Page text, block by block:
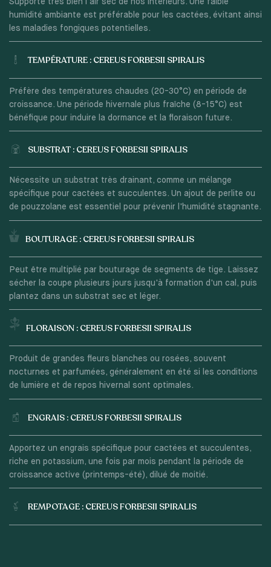
Supporte très bien l'air sec de nos intérieurs. Une faible
humidité ambiante est préférable pour les cactées, évitant ainsi
les maladies fongiques potentielles.
TEMPÉRATURE : CEREUS FORBESII SPIRALIS
Préfère des températures chaudes (20-30°C) en période de
croissance. Une période hivernale plus fraîche (8-15°C) est
bénéfique pour induire la dormance et la floraison future.
SUBSTRAT : CEREUS FORBESII SPIRALIS
Nécessite un substrat très drainant, comme un mélange
spécifique pour cactées et succulentes. Un ajout de perlite ou
de pouzzolane est essentiel pour prévenir l'humidité stagnante.
BOUTURAGE : CEREUS FORBESII SPIRALIS
Peut être multiplié par bouturage de segments de tige. Laissez
sécher la coupe plusieurs jours jusqu'à formation d'un cal, puis
plantez dans un substrat sec et léger.
FLORAISON : CEREUS FORBESII SPIRALIS
Produit de grandes fleurs blanches ou rosées, souvent
nocturnes et parfumées, généralement en été si les conditions
de lumière et de repos hivernal sont optimales.
ENGRAIS : CEREUS FORBESII SPIRALIS
Apportez un engrais spécifique pour cactées et succulentes,
riche en potassium, une fois par mois pendant la période de
croissance active (printemps-été), dilué de moitié.
REMPOTAGE : CEREUS FORBESII SPIRALIS